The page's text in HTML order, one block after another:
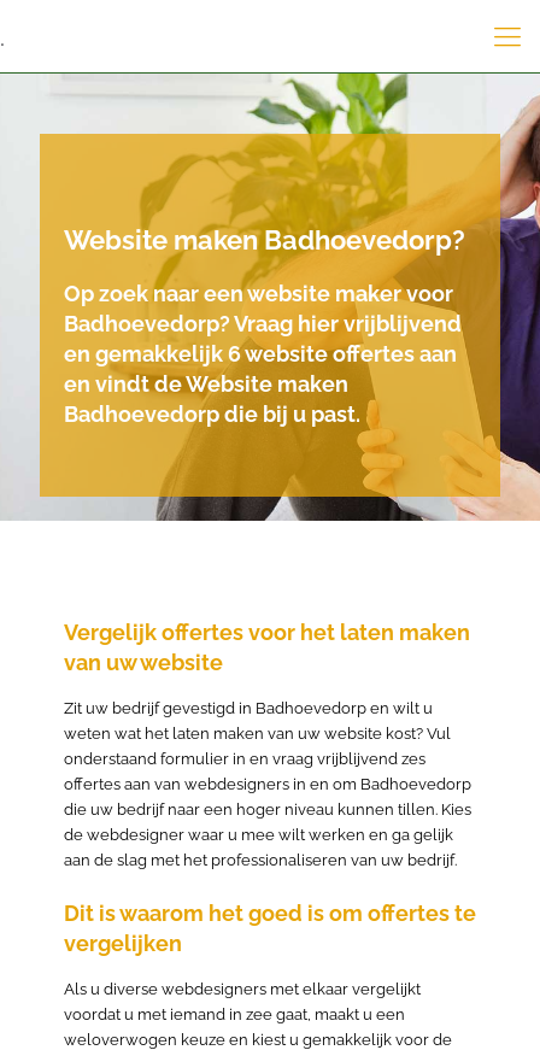
.
Website maken Badhoevedorp?
Op zoek naar een website maker voor
Badhoevedorp? Vraag hier vrijblijvend
en gemakkelijk 6 website offertes aan
en vindt de Website maken
Badhoevedorp die bij u past.
Vergelijk offertes voor het laten maken
van uw website
Zit uw bedrijf gevestigd in Badhoevedorp en wilt u
weten wat het laten maken van uw website kost? Vul
onderstaand formulier in en vraag vrijblijvend zes
offertes aan van webdesigners in en om Badhoevedorp
die uw bedrijf naar een hoger niveau kunnen tillen. Kies
de webdesigner waar u mee wilt werken en ga gelijk
aan de slag met het professionaliseren van uw bedrijf.
Dit is waarom het goed is om offertes te
vergelijken
Als u diverse webdesigners met elkaar vergelijkt
voordat u met iemand in zee gaat, maakt u een
weloverwogen keuze en kiest u gemakkelijk voor de